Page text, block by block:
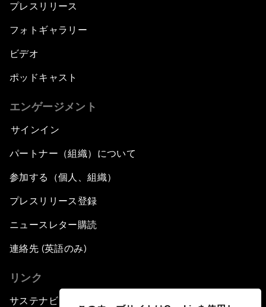
プレスリリース
フォトギャラリー
ビデオ
ポッドキャスト
エンゲージメント
サインイン
パートナー（組織）について
参加する（個人、組織）
プレスリリース登録
ニュースレター購読
連絡先 (英語のみ)
リンク
サステナビリティへの取り組み